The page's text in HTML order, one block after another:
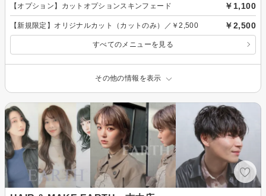
【オプション】カットオプションスキンフェード ￥1,100
【新規限定】オリジナルカット（カットのみ）／￥2,500 ￥2,500
すべてのメニューを見る
その他の情報を表示